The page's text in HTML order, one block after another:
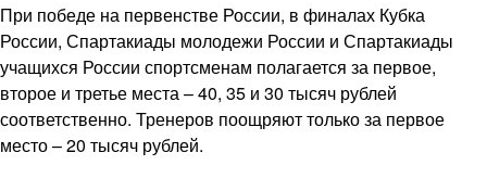
При победе на первенстве России, в финалах Кубка
России, Спартакиады молодежи России и Спартакиады
учащихся России спортсменам полагается за первое,
второе и третье места – 40, 35 и 30 тысяч рублей
соответственно. Тренеров поощряют только за первое
место – 20 тысяч рублей.